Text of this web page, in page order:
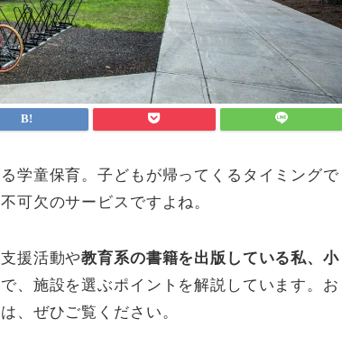
学童保育。子どもが帰ってくるタイミングで
可欠のサービスですよね。
援活動や教育系の書籍を出版している私、小
、施設を選ぶポイントを解説しています。お
、ぜひご覧ください。